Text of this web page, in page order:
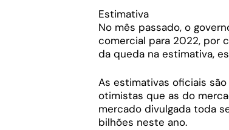
Estimativa
No mês passado, o
comercial para 2022, por
da queda na estimativa,
As estimativas oficiais
otimistas que as do
mercado divulgada toda
bilhões neste ano.